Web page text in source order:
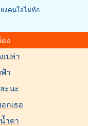
งคนใจไม่ท้อ
ง
เปล่า
า
ะนะ
กเธอ
ำตา